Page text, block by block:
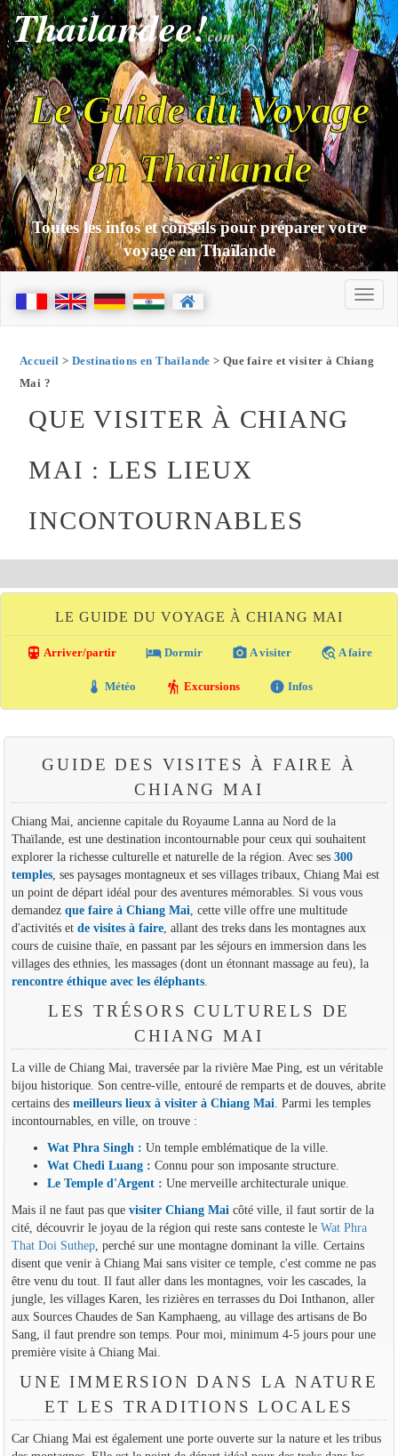
Thailandee!com
Le Guide du Voyage
en Thaïlande
Toutes les infos et conseils pour préparer votre
voyage en Thaïlande
Accueil > Destinations en Thaïlande > Que faire et visiter à Chiang
Mai ?
QUE VISITER À CHIANG
MAI : LES LIEUX
INCONTOURNABLES
LE GUIDE DU VOYAGE À CHIANG MAI
directions_transit Arriver/partir local_hotel Dormir photo_camera A visiter travel_explore A faire
thermostat Météo hiking Excursions info Infos
GUIDE DES VISITES À FAIRE À
CHIANG MAI
Chiang Mai, ancienne capitale du Royaume Lanna au Nord de la
Thaïlande, est une destination incontournable pour ceux qui souhaitent
explorer la richesse culturelle et naturelle de la région. Avec ses 300
temples, ses paysages montagneux et ses villages tribaux, Chiang Mai est
un point de départ idéal pour des aventures mémorables. Si vous vous
demandez que faire à Chiang Mai , cette ville offre une multitude
d'activités et de visites à faire, allant des treks dans les montagnes aux
cours de cuisine thaïe, en passant par les séjours en immersion dans les
villages des ethnies, les massages (dont un étonnant massage au feu), la
rencontre éthique avec les éléphants.
LES TRÉSORS CULTURELS DE
CHIANG MAI
La ville de Chiang Mai, traversée par la rivière Mae Ping, est un véritable
bijou historique. Son centre-ville, entouré de remparts et de douves, abrite
certains des meilleurs lieux à visiter à Chiang Mai . Parmi les temples
incontournables, en ville, on trouve :
Wat Phra Singh : Un temple emblématique de la ville.
Wat Chedi Luang : Connu pour son imposante structure.
Le Temple d'Argent : Une merveille architecturale unique.
Mais il ne faut pas que visiter Chiang Mai côté ville, il faut sortir de la
cité, découvrir le joyau de la région qui reste sans conteste le Wat Phra
That Doi Suthep, perché sur une montagne dominant la ville. Certains
disent que venir à Chiang Mai sans visiter ce temple, c'est comme ne pas
être venu du tout. Il faut aller dans les montagnes, voir les cascades, la
jungle, les villages Karen, les rizières en terrasses du Doi Inthanon, aller
aux Sources Chaudes de San Kamphaeng, au village des artisans de Bo
Sang, il faut prendre son temps. Pour moi, minimum 4-5 jours pour une
première visite à Chiang Mai.
UNE IMMERSION DANS LA NATURE
ET LES TRADITIONS LOCALES
Car Chiang Mai est également une porte ouverte sur la nature et les tribus